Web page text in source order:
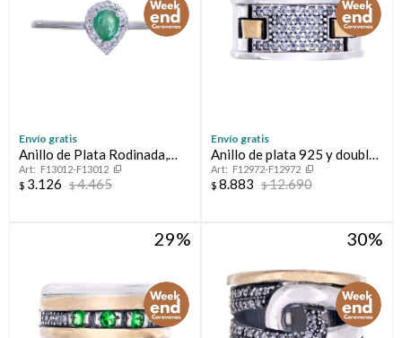
Envío gratis
Anillo de Plata Rodinada,
Esmeralda y circonias
F13012-F13012
$ 3.126 $4.465
Envío gratis
Anillo de plata 925 y double
con circonias
F12972-F12972
$ 8.883 $12.690
29 30